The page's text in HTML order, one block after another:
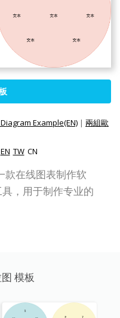
Example(EN) | 兩組歐
EN TW CN
在线图表制作软
，用于制作专业的
模板